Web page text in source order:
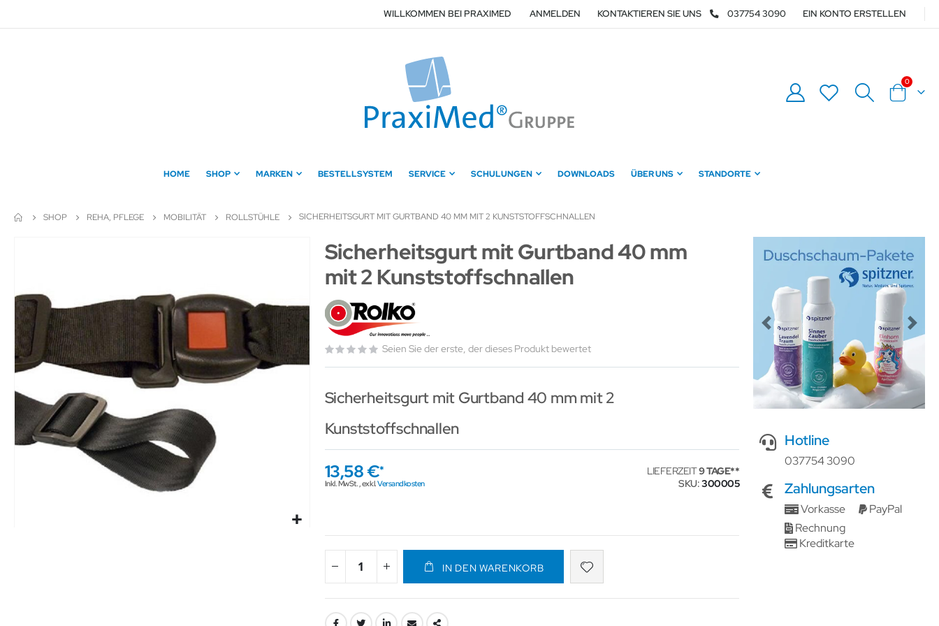
zum
WILLKOMMEN BEI PRAXIMED ANMELDEN KONTAKTIEREN SIE UNS 037754 3090 EIN KONTO ERSTELLEN
Warenkorb
0Artikel
HOME SHOP MARKEN BESTELLSYSTEM SERVICE SCHULUNGEN DOWNLOADS ÜBER UNS STANDORTE
SHOP REHA, PFLEGE MOBILITÄT ROLLSTÜHLE SICHERHEITSGURT MIT GURTBAND 40 MM MIT 2 KUNSTSTOFFSCHNALLEN
Bildergalerie
springen
Zum
Anfang
der
Bildergalerie
springen
Sicherheitsgurt mit Gurtband 40 mm
mit 2 Kunststoffschnallen
Seien Sie der erste, der dieses Produkt bewertet
Sicherheitsgurt mit Gurtband 40 mm mit 2
Kunststoffschnallen
13,58 €
Inkl. MwSt.,exkl.Versandkosten
LIEFERZEIT9 TAGE
SKU 300005
IN DEN WARENKORB
Previous Next
Hotline
037754 3090
Zahlungsarten
Vorkasse
PayPal
Rechnung
Kreditkarte